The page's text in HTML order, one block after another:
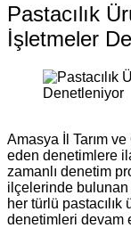
Pastacılık
İşletmeler
Amasya İl Tarım
eden denetimlere
zamanlı denetim
ilçelerinde bulunan
her türlü
denetimleri devam